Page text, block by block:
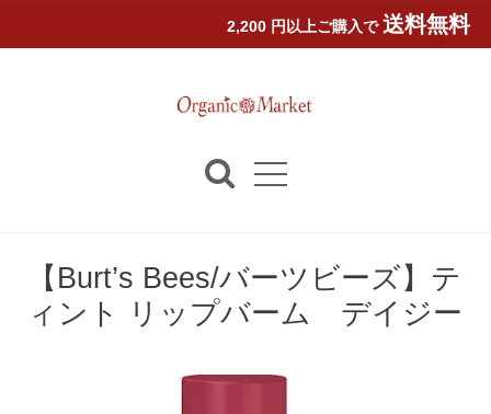
2,200 円以上ご購入で 送料無料
【Burt’s Bees/バーツビーズ】テ
ィント リップバーム デイジー